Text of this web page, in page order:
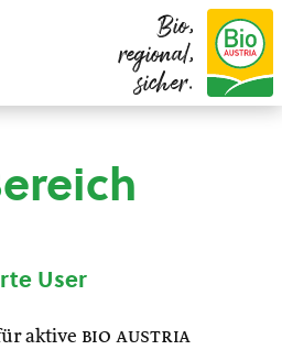
Bio,
regional,
sicher.
User
aktive bio austria